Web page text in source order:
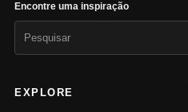
Encontre uma inspiração
EXPLORE